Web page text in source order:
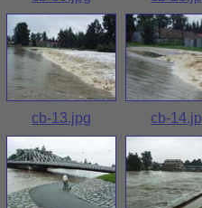
cb-13.jpg cb-